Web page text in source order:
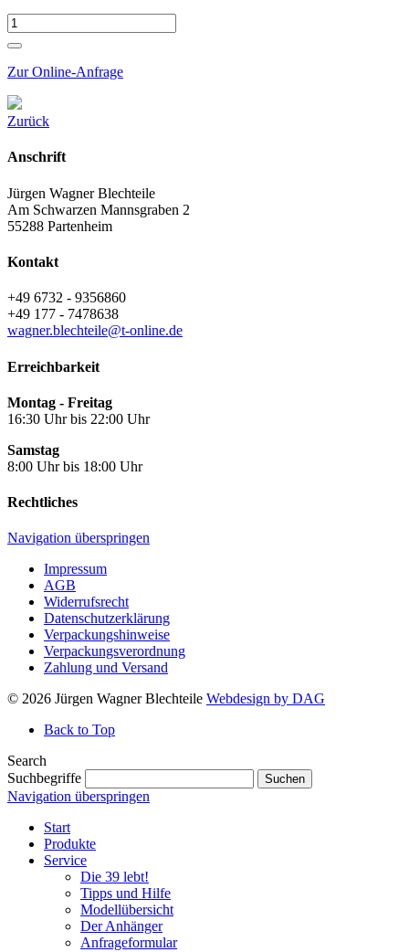
Zur Online-Anfrage
Zurück
Anschrift
Jürgen Wagner Blechteile
Am Schwarzen Mannsgraben 2
55288 Partenheim
Kontakt
+49 6732 - 9356860
+49 177 - 7478638
wagner.blechteile@t-online.de
Erreichbarkeit
Montag - Freitag
16:30 Uhr bis 22:00 Uhr
Samstag
8:00 Uhr bis 18:00 Uhr
Rechtliches
Navigation überspringen
Impressum
AGB
Widerrufsrecht
Datenschutzerklärung
Verpackungshinweise
Verpackungsverordnung
Zahlung und Versand
© 2026 Jürgen Wagner Blechteile Webdesign by DAG
Back to Top
Search
Suchbegriffe
Suchen
Navigation überspringen
Start
Produkte
Service
Die 39 lebt!
Tipps und Hilfe
Modellübersicht
Der Anhänger
Anfrageformular